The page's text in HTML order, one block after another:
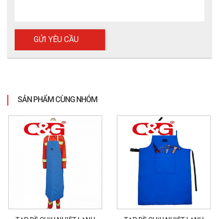
Bộ quần áo tráng nhôm chịu nhiệt C&G 1200°C 3H
4. Ứng dụng thực tế
Bộ quần áo tráng nhôm C&G 1200°C 3H được sử dụng
trong:
SẢN PHẨM CÙNG NHÓM